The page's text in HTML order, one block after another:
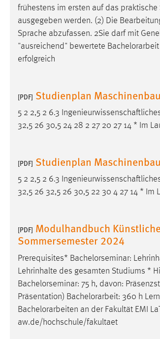
frühestens im ersten auf das
ausgegeben werden. (2) Die
Sprache abzufassen. 2Sie darf mit
"ausreichend" bewertete Bachelorarbeit
erfolgreich
[PDF] Studienplan
5 2 2,5 2 6.3
32,5 26 30,5 24 28 2 27 20 27 14 * Im
[PDF] Studienplan
5 2 2,5 2 6.3
32,5 26 32,5 26 30,5 22 30 4 27 14 *
[PDF] Modulhandbuch
Sommersemester 2024
Prerequisites* Bachelorseminar:
Lehrinhalte des gesamten Studiums *
Bachelorseminar: 75 h, davon:
Präsentation) Bachelorarbeit: 360 h
Bachelorarbeiten an der Fakultät EMI
aw.de/hochschule/fakultaet